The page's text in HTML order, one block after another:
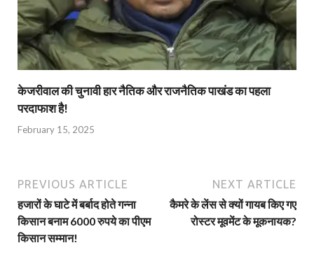
केजरीवाल की चुनावी हार नैतिक और राजनैतिक पाखंड का पहला
परदाफाश है!
February 15, 2025
PREVIOUS ARTICLE
हजारों के घाटे में बर्बाद होते गन्ना
किसान बनाम 6000 रुपये का पीएम
किसान सम्मान!
NEXT ARTICLE
कैमरे के लेंस से क्यों गायब किए गए
रोस्टर मूवमेंट के मूकनायक?